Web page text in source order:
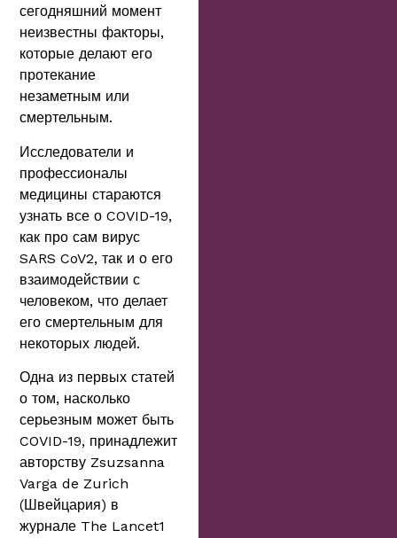
сегодняшний момент
неизвестны факторы,
которые делают его
протекание
незаметным или
смертельным.
Исследователи и
профессионалы
медицины стараются
узнать все о COVID-19,
как про сам вирус
SARS CoV2, так и о его
взаимодействии с
человеком, что делает
его смертельным для
некоторых людей.
Одна из первых статей
о том, насколько
серьезным может быть
COVID-19, принадлежит
авторству Zsuzsanna
Varga de Zurich
(Швейцария) в
журнале The Lancet1